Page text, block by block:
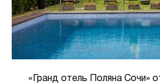
«Гранд отель Поляна Сочи»